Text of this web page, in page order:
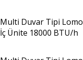
Multi Duvar Tipi Lomo
İç Ünite 18000 BTU/h